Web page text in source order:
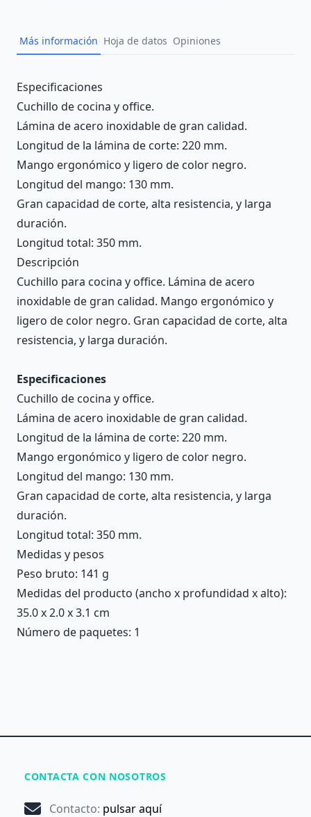
Más información Hoja de datos Opiniones
Description
Especificaciones
Cuchillo de cocina y office.
Lámina de acero inoxidable de gran calidad.
Longitud de la lámina de corte: 220 mm.
Mango ergonómico y ligero de color negro.
Longitud del mango: 130 mm.
Gran capacidad de corte, alta resistencia, y larga
duración.
Longitud total: 350 mm.
Descripción
Cuchillo para cocina y office. Lámina de acero
inoxidable de gran calidad. Mango ergonómico y
ligero de color negro. Gran capacidad de corte, alta
resistencia, y larga duración.
Especificaciones
Cuchillo de cocina y office.
Lámina de acero inoxidable de gran calidad.
Longitud de la lámina de corte: 220 mm.
Mango ergonómico y ligero de color negro.
Longitud del mango: 130 mm.
Gran capacidad de corte, alta resistencia, y larga
duración.
Longitud total: 350 mm.
Medidas y pesos
Peso bruto: 141 g
Medidas del producto (ancho x profundidad x alto):
35.0 x 2.0 x 3.1 cm
Número de paquetes: 1
CONTACTA CON NOSOTROS
Contacto: pulsar aquí